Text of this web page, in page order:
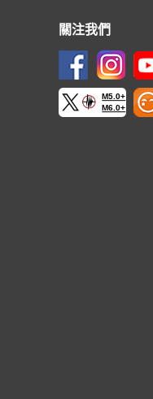
關注我們
M5.0+
M6.0+